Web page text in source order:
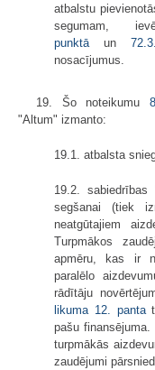
atbalstu
segumam,
punktāun 72.3.
nosacījumus.
19. Šo noteikumu
"Altum" izmanto:
19.1. atbalsta
19.2. sabiedrības
segšanai (tiek
neatgūtajiem
Turpmākos
apmēru, kas ir
paralēlo
rādītāju
likuma 12. panta
pašu
turpmākās
zaudējumi